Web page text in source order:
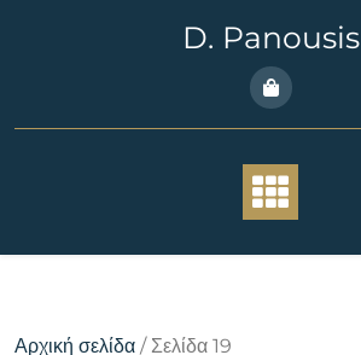
D. Panousis
Αρχική σελίδα / Σελίδα 19